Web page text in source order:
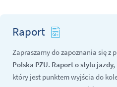
Raport
Zapraszamy do zapoznania się z
Polska PZU. Raport o stylu
który jest punktem wyjścia do